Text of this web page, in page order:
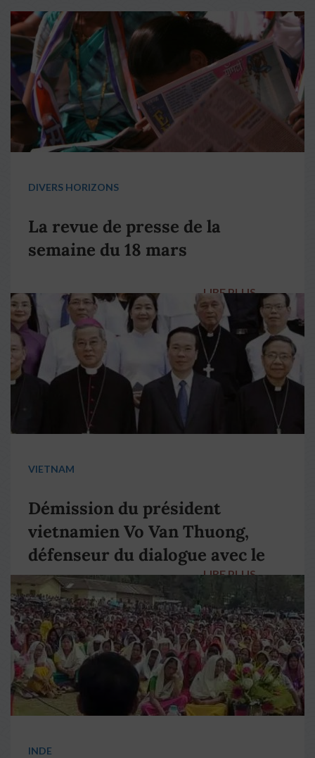
DIVERS HORIZONS
La revue de presse de la
semaine du 18 mars
LIRE PLUS →
VIETNAM
Démission du président
vietnamien Vo Van Thuong,
défenseur du dialogue avec le
pape François
LIRE PLUS →
INDE